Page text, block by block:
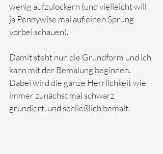
wenig aufzulockern (und vielleicht will
ja Pennywise mal auf einen Sprung
vorbei schauen).
Damit steht nun die Grundform und ich
kann mit der Bemalung beginnen.
Dabei wird die ganze Herrlichkeit wie
immer zunächst mal schwarz
grundiert, und schließlich bemalt.